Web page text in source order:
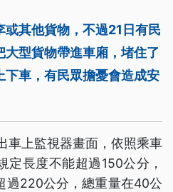
其他貨物，不過21日有民
型貨物帶進車廂，堵住了
下車，有民眾擔憂會造成安
車上監視器畫面，依照乘車
定長度不能超過150公分，
過220公分，總重量在40公